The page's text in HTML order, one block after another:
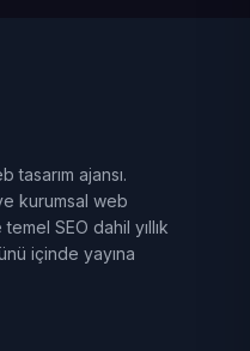
ajansı.
kurumsal web
temel SEO dahil yıllık
içinde yayına